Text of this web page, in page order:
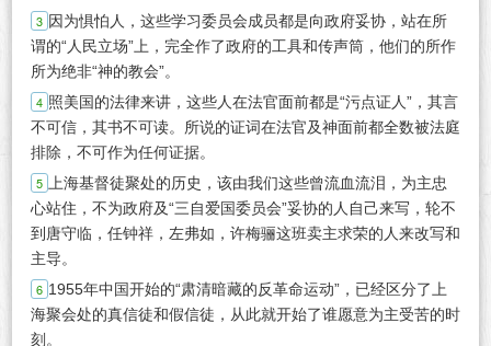
因为惧怕人，这些学习委员会成员都是向政府妥协，站在所
谓的“人民立场”上，完全作了政府的工具和传声筒，他们的所作
所为绝非“神的教会”。
照美国的法律来讲，这些人在法官面前都是“污点证人”，其言
不可信，其书不可读。所说的证词在法官及神面前都全数被法庭
排除，不可作为任何证据。
上海基督徒聚处的历史，该由我们这些曾流血流泪，为主忠
心站住，不为政府及“三自爱国委员会”妥协的人自己来写，轮不
到唐守临，任钟祥，左弗如，许梅骊这班卖主求荣的人来改写和
主导。
1955年中国开始的“肃清暗藏的反革命运动”，已经区分了上
海聚会处的真信徒和假信徒，从此就开始了谁愿意为主受苦的时
刻。